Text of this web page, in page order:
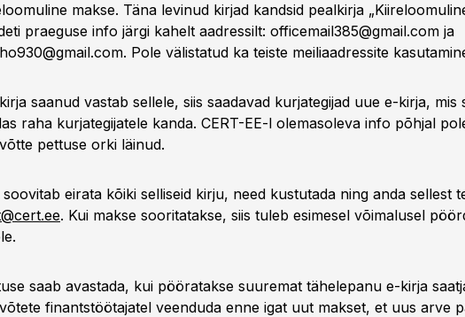
makse. Täna levinud kirjad kandsid pealkirja
praeguse info järgi kahelt aadressilt: officemail385@gmail.com ja
. Pole välistatud ka teiste meiliaadressite
saanud vastab sellele, siis saadavad kurjategijad uue e-kirja, mis
raha kurjategijatele kanda. CERT-EE-l olemasoleva info põhjal
pettuse orki läinud.
soovitab eirata kõiki selliseid kirju, need kustutada ning anda sellest
. Kui makse sooritatakse, siis tuleb esimesel võimalusel
saab avastada, kui pööratakse suuremat tähelepanu e-kirja
finantstöötajatel veenduda enne igat uut makset, et uus arve